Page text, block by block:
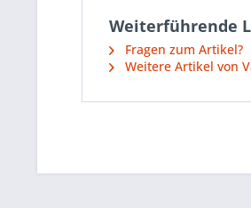
Weiterführende
Fragen zum Artikel?
Weitere Artikel von